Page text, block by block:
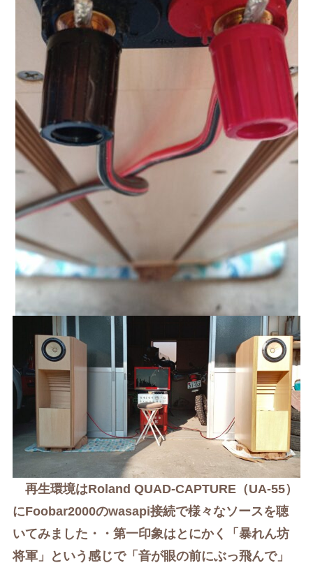
再生環境はRoland QUAD-CAPTURE（UA-55）
にFoobar2000のwasapi接続で様々なソースを聴
いてみました・・第一印象はとにかく「暴れん坊
将軍」という感じで「音が眼の前にぶっ飛んで」